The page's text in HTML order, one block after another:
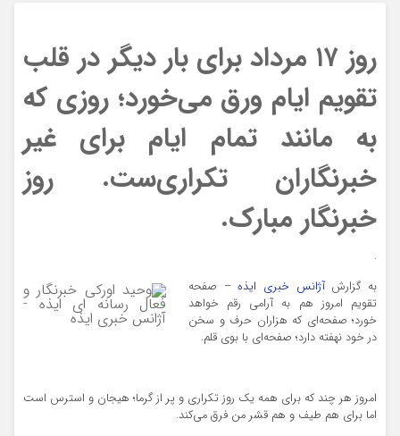
روز ۱۷ مرداد برای بار دیگر در قلب
تقویم ایام ورق می‌خورد؛ روزی که
به مانند تمام ایام برای غیر
خبرنگاران تکراری‌ست. روز
خبرنگار مبارک.
.
به گزارشآژانس خبری ایذه– صفحه
تقویم امروز هم به آرامی رقم خواهد
خورد؛ صفحه‌ای که هزاران حرف و سخن
در خود نهفته دارد؛ صفحه‌ای با بوی قلم.
امروز هر چند که برای همه یک روز تکراری و پر از گرما؛ هیجان و استرس است
اما برای هم طیف و هم قشر من فرق می‌کند.